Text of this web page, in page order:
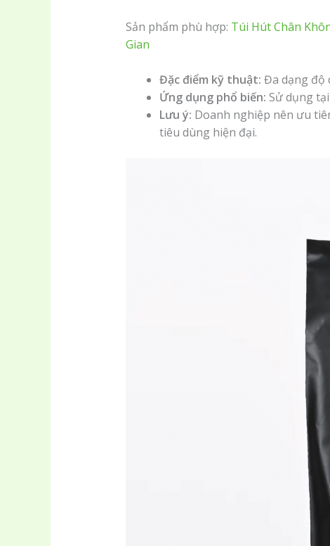
Sản phẩm phù hợp: Túi Hút Chân
Gian
Đặc điểm kỹ thuật: Đa dạng độ
Ứng dụng phổ biến: Sử dụng
Lưu ý: Doanh nghiệp nên ưu
tiêu dùng hiện đại.